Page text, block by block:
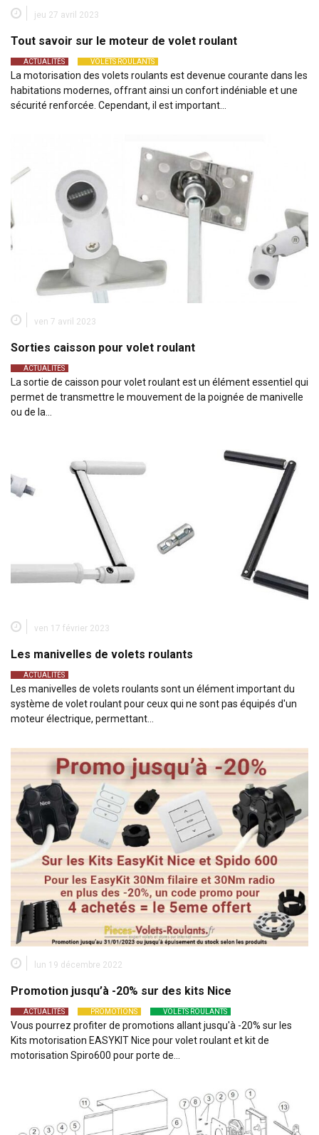
jeu 27 avril 2023
Tout savoir sur le moteur de volet roulant
ACTUALITÉS VOLETS ROULANTS
La motorisation des volets roulants est devenue courante dans les
habitations modernes, offrant ainsi un confort indéniable et une
sécurité renforcée. Cependant, il est important…
ven 7 avril 2023
Sorties caisson pour volet roulant
ACTUALITÉS
La sortie de caisson pour volet roulant est un élément essentiel qui
permet de transmettre le mouvement de la poignée de manivelle
ou de la…
ven 17 février 2023
Les manivelles de volets roulants
ACTUALITÉS
Les manivelles de volets roulants sont un élément important du
système de volet roulant pour ceux qui ne sont pas équipés d'un
moteur électrique, permettant…
lun 19 décembre 2022
Promotion jusqu’à -20% sur des kits Nice
ACTUALITÉS PROMOTIONS VOLETS ROULANTS
Vous pourrez profiter de promotions allant jusqu'à -20% sur les
Kits motorisation EASYKIT Nice pour volet roulant et kit de
motorisation Spiro600 pour porte de…